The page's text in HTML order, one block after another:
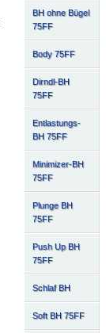
BH ohne Bügel
75FF
Body 75FF
Dirndl-BH
75FF
Entlastungs-
BH 75FF
Minimizer-BH
75FF
Plunge BH
75FF
Push Up BH
75FF
Schlaf BH
Soft BH 75FF